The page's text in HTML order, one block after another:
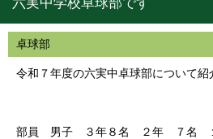
卓球部
令和７年度の六実中卓球部について紹
部員 男子 ３年８名 ２年 ７名